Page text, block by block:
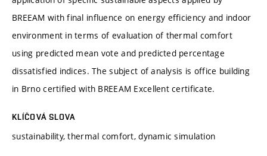
BREEAM with final influence on energy efficiency and indoor
environment in terms of evaluation of thermal comfort
using predicted mean vote and predicted percentage
dissatisfied indices. The subject of analysis is office building
in Brno certified with BREEAM Excellent certificate.
KLÍČOVÁ SLOVA
sustainability, thermal comfort, dynamic simulation